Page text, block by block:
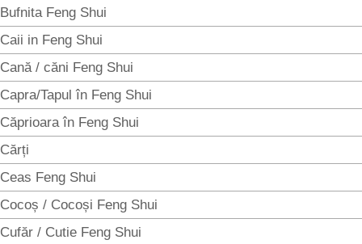
Bufnita Feng Shui
Caii in Feng Shui
Cană / căni Feng Shui
Capra/Tapul în Feng Shui
Căprioara în Feng Shui
Cărți
Ceas Feng Shui
Cocoș / Cocoși Feng Shui
Cufăr / Cutie Feng Shui